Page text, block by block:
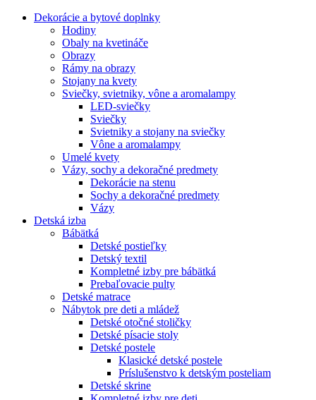
Dekorácie a bytové doplnky
Hodiny
Obaly na kvetináče
Obrazy
Rámy na obrazy
Stojany na kvety
Sviečky, svietniky, vône a aromalampy
LED-sviečky
Sviečky
Svietniky a stojany na sviečky
Vône a aromalampy
Umelé kvety
Vázy, sochy a dekoračné predmety
Dekorácie na stenu
Sochy a dekoračné predmety
Vázy
Detská izba
Bábätká
Detské postieľky
Detský textil
Kompletné izby pre bábätká
Prebaľovacie pulty
Detské matrace
Nábytok pre deti a mládež
Detské otočné stoličky
Detské písacie stoly
Detské postele
Klasické detské postele
Príslušenstvo k detským posteliam
Detské skrine